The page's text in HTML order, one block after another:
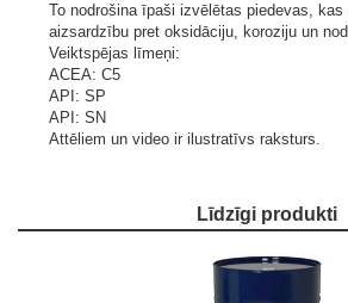
To nodrošina īpaši izvēlētas piedevas, kas
aizsardzību pret oksidāciju, koroziju un
Veiktspējas līmeņi:
ACEA: C5
API: SP
API: SN
Attēliem un video ir ilustratīvs raksturs.
Līdzīgi produkti